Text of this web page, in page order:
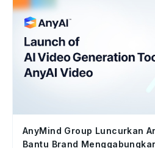
AnyMind Group Luncurkan
Bantu Brand